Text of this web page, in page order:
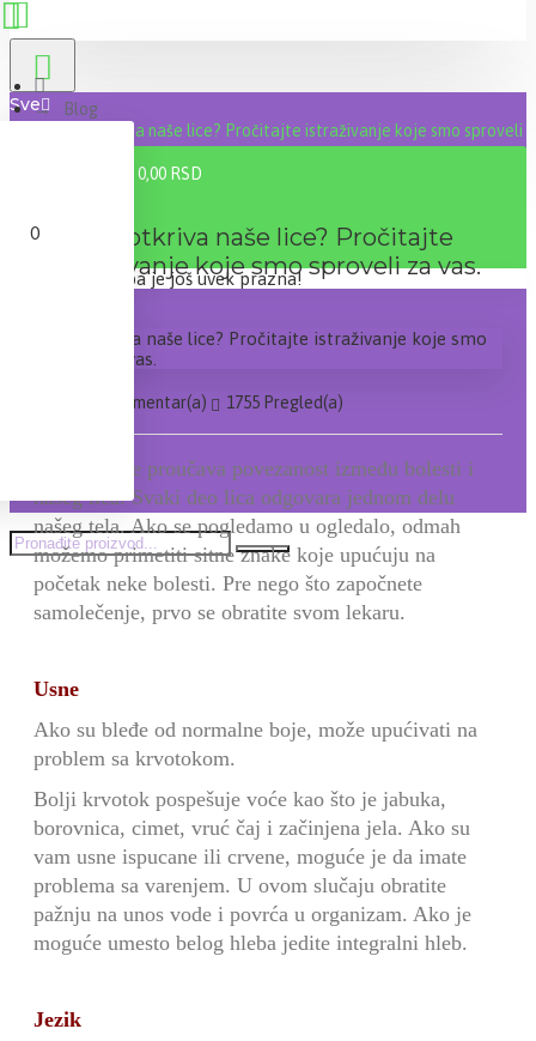
Sve
0 proizvod(a) - 0,00 RSD
0
Vaša korpa je još uvek prazna!
Blog
Šta otkriva naše lice? Pročitajte istraživanje koje smo sproveli
Šta otkriva naše lice? Pročitajte
istraživanje koje smo sproveli za vas.
0 Komentar(a) 1755 Pregled(a)
Odavnina se proučava povezanost između bolesti i
našeg lica. Svaki deo lica odgovara jednom delu
našeg tela. Ako se pogledamo u ogledalo, odmah
možemo primetiti sitne znake koje upućuju na
početak neke bolesti. Pre nego što započnete
samolečenje, prvo se obratite svom lekaru.
Usne
Ako su bleđe od normalne boje, može upućivati na
problem sa krvotokom.
Bolji krvotok pospešuje voće kao što je jabuka,
borovnica, cimet, vruć čaj i začinjena jela. Ako su
vam usne ispucane ili crvene, moguće je da imate
problema sa varenjem. U ovom slučaju obratite
pažnju na unos vode i povrća u organizam. Ako je
moguće umesto belog hleba jedite integralni hleb.
Jezik